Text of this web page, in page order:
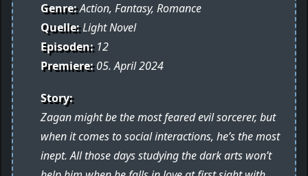
Genre:Action, Fantasy, Romance
Quelle:Light Novel
Episoden:12
Premiere:05. April 2024
Story:
Zagan might be the most feared evil sorcerer, but
when it comes to social interactions, he’s the most
inept. All those days studying the dark arts won’t